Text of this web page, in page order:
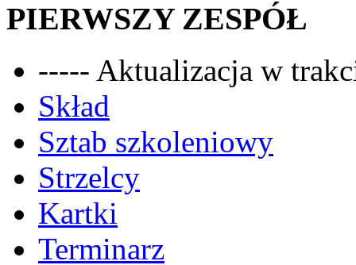
PIERWSZY ZESPÓŁ
----- Aktualizacja w
Skład
Sztab szkoleniowy
Strzelcy
Kartki
Terminarz